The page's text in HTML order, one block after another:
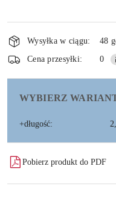
Dostępność
i
dostawa
Wysyłka w ciągu:
48
Cena przesyłki:
0
WYBIERZ
+długość:
Pobierz produkt do PDF